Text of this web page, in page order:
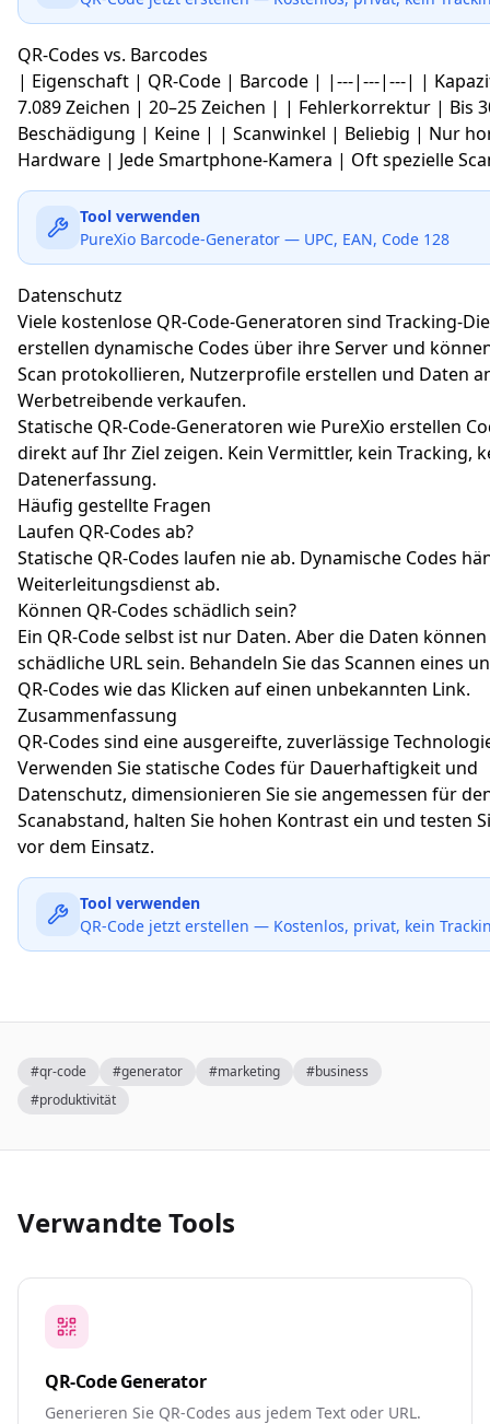
QR-Codes vs. Barcodes
| Eigenschaft | QR-Code | Barcode | |---|---|---| |
7.089 Zeichen | 20–25 Zeichen | | Fehlerkorrektur | Bis
Beschädigung | Keine | | Scanwinkel | Beliebig | Nur
Hardware | Jede Smartphone-Kamera | Oft spezielle
Tool verwenden
PureXio Barcode-Generator — UPC, EAN, Code 128
Datenschutz
Viele kostenlose QR-Code-Generatoren sind Tracking-
erstellen dynamische Codes über ihre Server und
Scan protokollieren, Nutzerprofile erstellen und Daten
Werbetreibende verkaufen.
Statische QR-Code-Generatoren wie PureXio erstellen
direkt auf Ihr Ziel zeigen. Kein Vermittler, kein Tracking,
Datenerfassung.
Häufig gestellte Fragen
Laufen QR-Codes ab?
Statische QR-Codes laufen nie ab. Dynamische Codes
Weiterleitungsdienst ab.
Können QR-Codes schädlich sein?
Ein QR-Code selbst ist nur Daten. Aber die Daten
schädliche URL sein. Behandeln Sie das Scannen eines
QR-Codes wie das Klicken auf einen unbekannten Link.
Zusammenfassung
QR-Codes sind eine ausgereifte, zuverlässige
Verwenden Sie statische Codes für Dauerhaftigkeit und
Datenschutz, dimensionieren Sie sie angemessen für
Scanabstand, halten Sie hohen Kontrast ein und testen
vor dem Einsatz.
Tool verwenden
QR-Code jetzt erstellen — Kostenlos, privat, kein
#qr-code #generator #marketing #business
#produktivität
Verwandte Tools
QR-Code Generator
Generieren Sie QR-Codes aus jedem Text oder URL.